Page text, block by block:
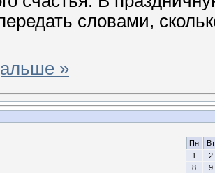
словами,
»
Пн
Вт
1
2
8
9